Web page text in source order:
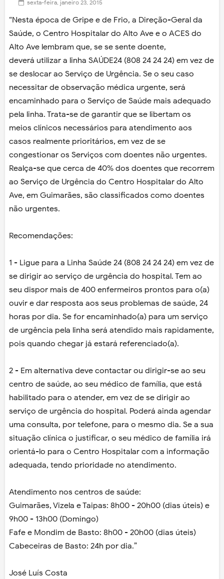
sexta-feira, janeiro 23, 2015
“Nesta época de Gripe e de Frio, a Direção-Geral da
Saúde, o Centro Hospitalar do Alto Ave e o ACES do
Alto Ave lembram que, se se sente doente,
deverá utilizar a linha SAÚDE24 (808 24 24 24) em vez de
se deslocar ao Serviço de Urgência. Se o seu caso
necessitar de observação médica urgente, será
encaminhado para o Serviço de Saúde mais adequado
pela linha. Trata-se de garantir que se libertam os
meios clínicos necessários para atendimento aos
casos realmente prioritários, em vez de se
congestionar os Serviços com doentes não urgentes.
Realça-se que cerca de 40% dos doentes que recorrem
ao Serviço de Urgência do Centro Hospitalar do Alto
Ave, em Guimarães, são classificados como doentes
não urgentes.
Recomendações:
1 - Ligue para a Linha Saúde 24 (808 24 24 24) em vez de
se dirigir ao serviço de urgência do hospital. Tem ao
seu dispor mais de 400 enfermeiros prontos para o(a)
ouvir e dar resposta aos seus problemas de saúde, 24
horas por dia. Se for encaminhado(a) para um serviço
de urgência pela linha será atendido mais rapidamente,
pois quando chegar já estará referenciado(a).
2 - Em alternativa deve contactar ou dirigir-se ao seu
centro de saúde, ao seu médico de família, que está
habilitado para o atender, em vez de se dirigir ao
serviço de urgência do hospital. Poderá ainda agendar
uma consulta, por telefone, para o mesmo dia. Se a sua
situação clínica o justificar, o seu médico de família irá
orientá-lo para o Centro Hospitalar com a informação
adequada, tendo prioridade no atendimento.
Atendimento nos centros de saúde:
Guimarães, Vizela e Taipas: 8h00 - 20h00 (dias úteis) e
9h00 - 13h00 (Domingo)
Fafe e Mondim de Basto: 8h00 - 20h00 (dias úteis)
Cabeceiras de Basto: 24h por dia.”
José Luís Costa